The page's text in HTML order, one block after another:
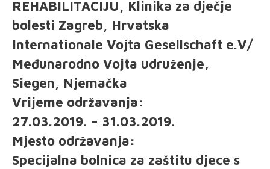
REHABILITACIJU, Klinika za dječje
bolesti Zagreb, Hrvatska
Internationale Vojta Gesellschaft e.V/
Međunarodno Vojta udruženje,
Siegen, Njemačka
Vrijeme održavanja:
27.03.2019. – 31.03.2019.
Mjesto održavanja:
Specijalna bolnica za zaštitu djece s